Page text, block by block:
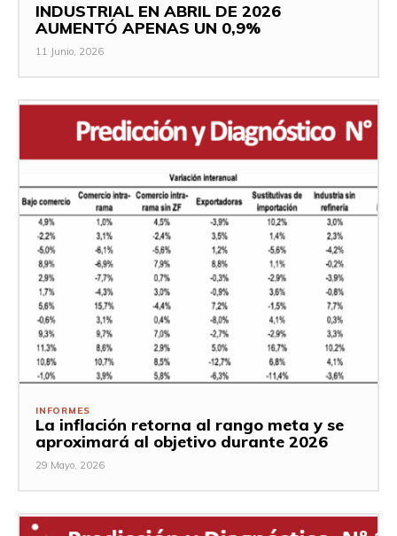
INDUSTRIAL EN ABRIL DE 2026
AUMENTÓ APENAS UN 0,9%
11 Junio, 2026
INFORMES
La inflación retorna al rango meta y se
aproximará al objetivo durante 2026
29 Mayo, 2026